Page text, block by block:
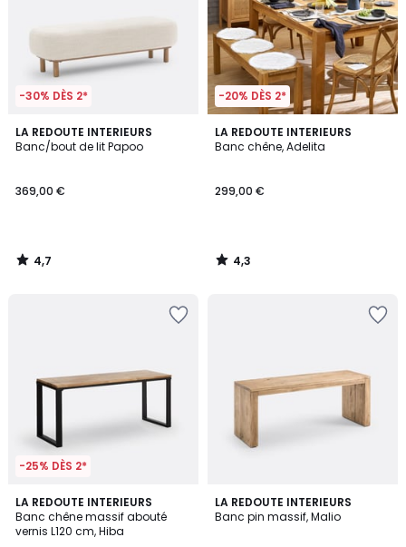
-30% DÈS 2*
LA REDOUTE INTERIEURS
Banc/bout de lit Papoo
369,00 €
4,7
/ 5
4,7
/
-20% DÈS 2*
LA REDOUTE INTERIEURS
Banc chêne, Adelita
299,00 €
4,3
/ 5
4,3
/
-25% DÈS 2*
LA REDOUTE INTERIEURS
Banc chêne massif abouté
vernis L120 cm, Hiba
4,3
/ 5
LA REDOUTE INTERIEURS
Banc pin massif, Malio
4,7
/ 5